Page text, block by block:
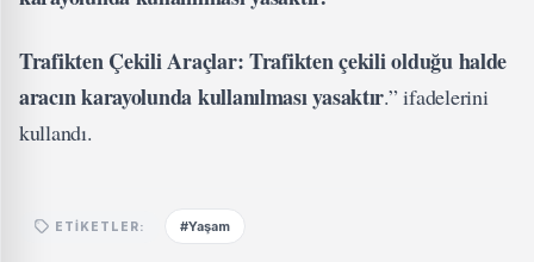
Trafikten Çekili Araçlar: Trafikten çekili olduğu halde
aracın karayolunda kullanılması yasaktır.” ifadelerini
kullandı.
ETIKETLER: #Yaşam